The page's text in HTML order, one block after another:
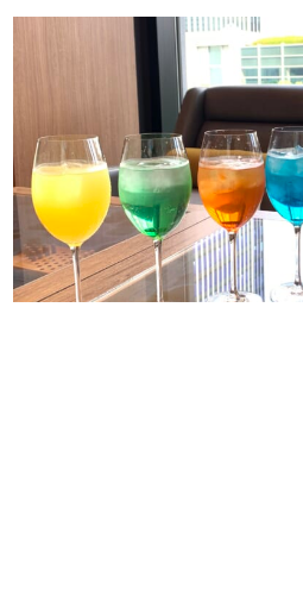
画です。
日本モバイルゲーム
日本のモバイルゲーム史
ルを網羅するほか、開発
解説を掲載。約20年の歴
若ゲのいたり〜ゲー
『うつヌケ』『ペンと箸
一先生によるゲーム業界
なんでゲームは面白い
ゲーム開発者・hamatsu
具体的な形から解き明か